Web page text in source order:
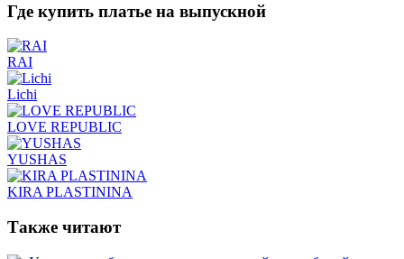
Где купить платье на выпускной
RAI
Lichi
LOVE REPUBLIC
YUSHAS
KIRA PLASTININA
Также читают